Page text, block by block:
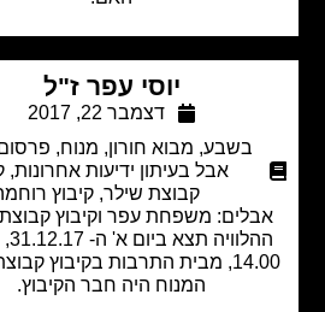
יוסי עפר ז"ל
דצמבר 22, 2017
מבוא חורון,מנוח,פרסום מודעת
אבל בעיתון ידיעות אחרונות,קיבוץ
קבוצת שילר,קיבוץ רוחמה
משפחת עפר וקיבוץ קבוצת שילר.
ההלוויה תצא ביום א' ה- 31.12.17, בשעה
המנוח היה חבר הקיבוץ.